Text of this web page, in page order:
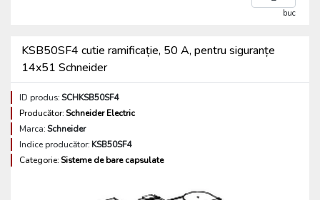
buc
KSB50SF4 cutie ramificație, 50 A, pentru siguranțe
14x51 Schneider
ID produs:SCHKSB50SF4
Producător:Schneider Electric
Marca:Schneider
Indice producător:KSB50SF4
Categorie:Sisteme de bare capsulate